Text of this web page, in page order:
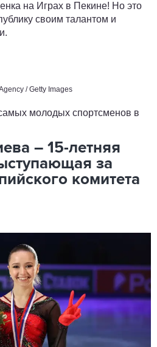
на Играх в Пекине! Но это
своим талантом и
/ Getty Images
молодых спортсменов в
– 15-летняя
за
комитета